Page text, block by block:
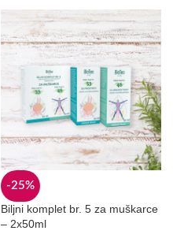
-25%
Biljni komplet br. 5 za muškarce
– 2x50ml